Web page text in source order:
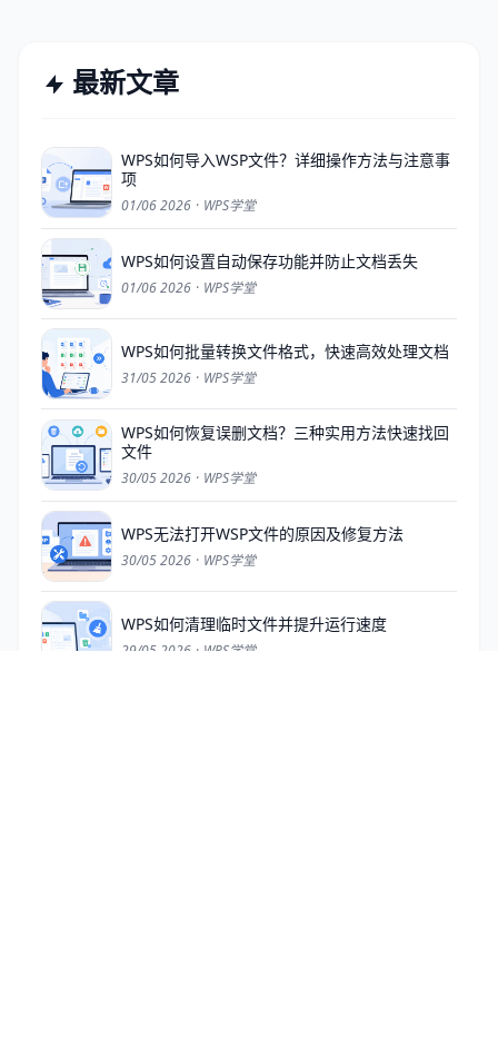
最新文章
WPS如何导入WSP文件？详细操作方法与注意事
项
01/06 2026 · WPS学堂
WPS如何设置自动保存功能并防止文档丢失
01/06 2026 · WPS学堂
WPS如何批量转换文件格式，快速高效处理文档
31/05 2026 · WPS学堂
WPS如何恢复误删文档？三种实用方法快速找回
文件
30/05 2026 · WPS学堂
WPS无法打开WSP文件的原因及修复方法
30/05 2026 · WPS学堂
WPS如何清理临时文件并提升运行速度
29/05 2026 · WPS学堂